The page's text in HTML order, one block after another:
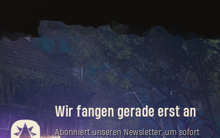
Wir fangen gerade erst an
Abonniert unseren Newsletter, um sofort